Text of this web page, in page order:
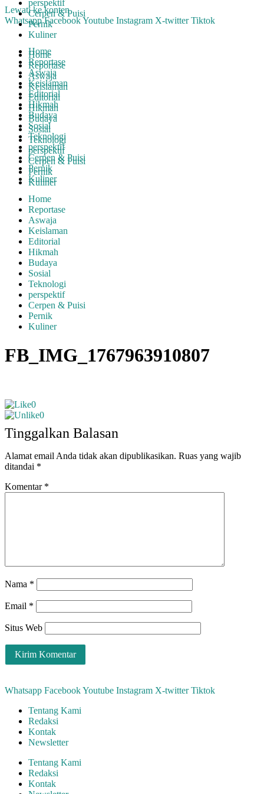
Lewati ke konten
Whatsapp FacebookYoutube Instagram X-twitter Tiktok
Home
Reportase
Aswaja
Keislaman
Editorial
Hikmah
Budaya
Sosial
Teknologi
perspektif
Cerpen & Puisi
Pernik
Kuliner
Home
Reportase
Aswaja
Keislaman
Editorial
Hikmah
Budaya
Sosial
Teknologi
perspektif
Cerpen & Puisi
Pernik
Kuliner
perspektif
Cerpen & Puisi
Pernik
Kuliner
Home
Reportase
Aswaja
Keislaman
Editorial
Hikmah
Budaya
Sosial
Teknologi
perspektif
Cerpen & Puisi
Pernik
Kuliner
FB_IMG_1767963910807
0
0
Tinggalkan Balasan
Alamat email Anda tidak akan dipublikasikan. Ruas yang wajib
ditandai *
Komentar *
Nama *
Email *
Situs Web
Whatsapp FacebookYoutube Instagram X-twitter Tiktok
Tentang Kami
Redaksi
Kontak
Newsletter
Tentang Kami
Redaksi
Kontak